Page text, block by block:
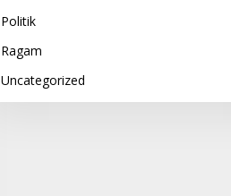
Politik
Ragam
Uncategorized